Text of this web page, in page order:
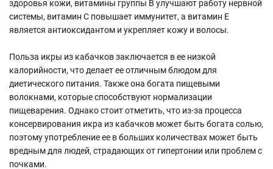
здоровья кожи, витамины группы В улучшают работу нервной
системы, витамин С повышает иммунитет, а витамин Е
является антиоксидантом и укрепляет кожу и волосы.
Польза икры из кабачков заключается в ее низкой
калорийности, что делает ее отличным блюдом для
диетического питания. Также она богата пищевыми
волокнами, которые способствуют нормализации
пищеварения. Однако стоит отметить, что из-за процесса
консервирования икра из кабачков может быть богата солью,
поэтому употребление ее в больших количествах может быть
вредным для людей, страдающих от гипертонии или проблем с
почками.